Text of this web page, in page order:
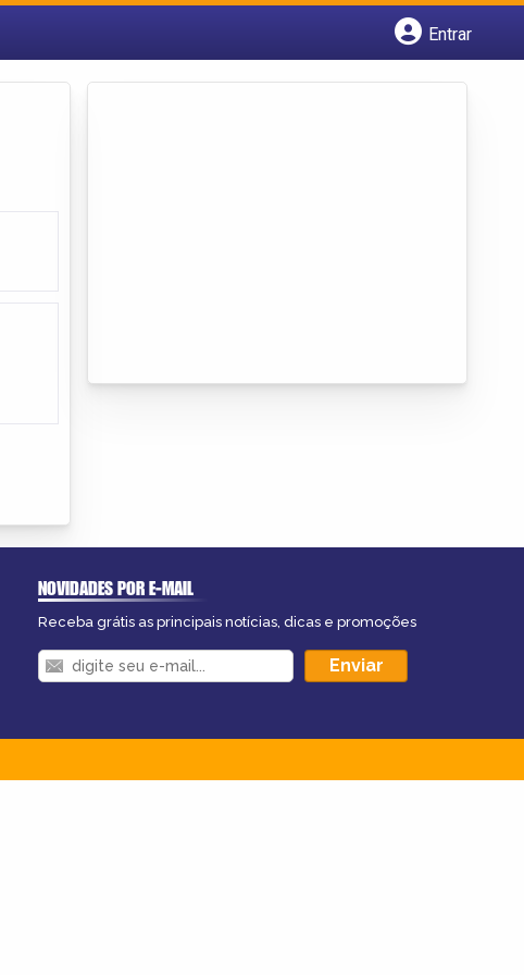
Entrar
NOVIDADES POR E-MAIL
Receba grátis as principais notícias, dicas e promoções